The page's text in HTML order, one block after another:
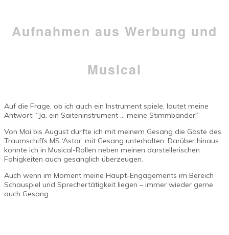
Aufnahmen aus Werbung und
Musical
Auf die Frage, ob ich auch ein Instrument spiele, lautet meine
Antwort: “Ja, ein Saiteninstrument … meine Stimmbänder!”
Von Mai bis August durfte ich mit meinem Gesang die Gäste des
Traumschiffs MS ‘Astor’ mit Gesang unterhalten. Darüber hinaus
konnte ich in Musical-Rollen neben meinen darstellerischen
Fähigkeiten auch gesanglich überzeugen.
Auch wenn im Moment meine Haupt-Engagements im Bereich
Schauspiel und Sprechertätigkeit liegen – immer wieder gerne
auch Gesang.